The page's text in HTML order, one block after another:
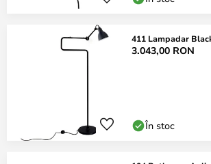
411 Lampadar
3.043,00 RON
În stoc